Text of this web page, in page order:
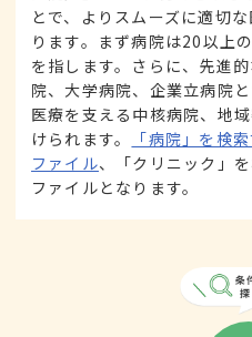
とで、よりスムーズに適切
ります。まず病院は20以上
を指します。さらに、先進
院、大学病院、企業立病院
医療を支える中核病院、地
けられます。
「病院」を検
ファイル、「クリニック」
ファイルとなります。